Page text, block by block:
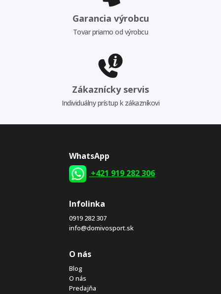
Garancia výrobcu
Tovar priamo od výrobcu
Zákaznícky servis
Individuálny prístup k zákazníkovi
WhatsApp
+421 919 282 306
Infolinka
0919 282 307
info@domivosport.sk
O nás
Blog
O nás
Predajňa